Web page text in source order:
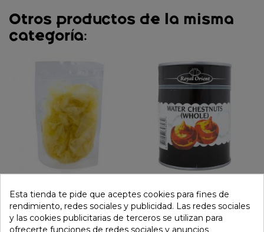
Otros productos de la misma
categoría:
Jengibre blanco
conserva 200g
1,39 €
Castaña de agua pelada
(ROYAL ORIENT) 567g
3,29 €
Esta tienda te pide que aceptes cookies para fines de
rendimiento, redes sociales y publicidad. Las redes sociales
y las cookies publicitarias de terceros se utilizan para
ofrecerte funciones de redes sociales y anuncios